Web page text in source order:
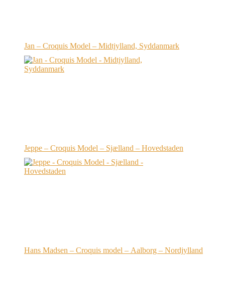
Jan – Croquis Model – Midtjylland, Syddanmark
Jeppe – Croquis Model – Sjælland – Hovedstaden
Hans Madsen – Croquis model – Aalborg – Nordjylland